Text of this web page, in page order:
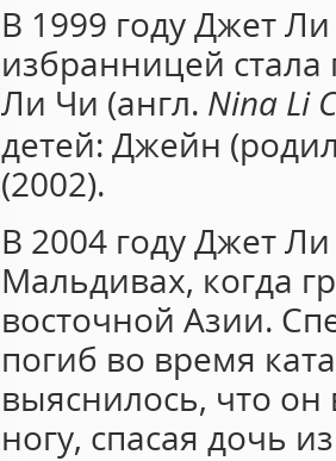
В 1999 году Джет
избранницей стала
Ли Чи (англ. Nina Li
детей: Джейн
(2002).
В 2004 году Джет
Мальдивах, когда
восточной Азии.
погиб во время
выяснилось, что
ногу, спасая дочь